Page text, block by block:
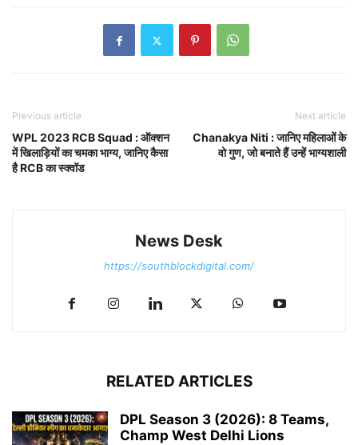
Previous article
WPL 2023 RCB Squad : ऑक्शन
में खिलाड़ियों का चमका भाग्य, जानिए कैसा
है RCB का स्क्वॉड
Next article
Chanakya Niti : जानिए महिलाओं के
वो गुण, जो बनाते हैं उन्हें भाग्यशाली
News Desk
https://southblockdigital.com/
RELATED ARTICLES
DPL Season 3 (2026): 8 Teams,
Champ West Delhi Lions